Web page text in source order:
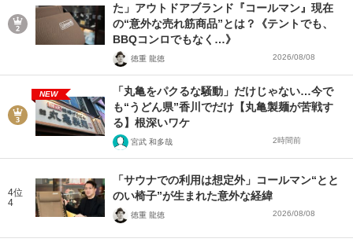
た」アウトドアブランド『コールマン』現在
の“意外な売れ筋商品”とは？《テントでも、
BBQコンロでもなく…》
徳重 龍徳 2026/08/08
NEW
「丸亀をパクるな騒動」だけじゃない…今で
も“うどん県”香川でだけ【丸亀製麺が苦戦す
る】根深いワケ
宮武 和多哉 2時間前
4位
4
「サウナでの利用は想定外」コールマン“とと
のい椅子”が生まれた意外な経緯
徳重 龍徳 2026/08/08